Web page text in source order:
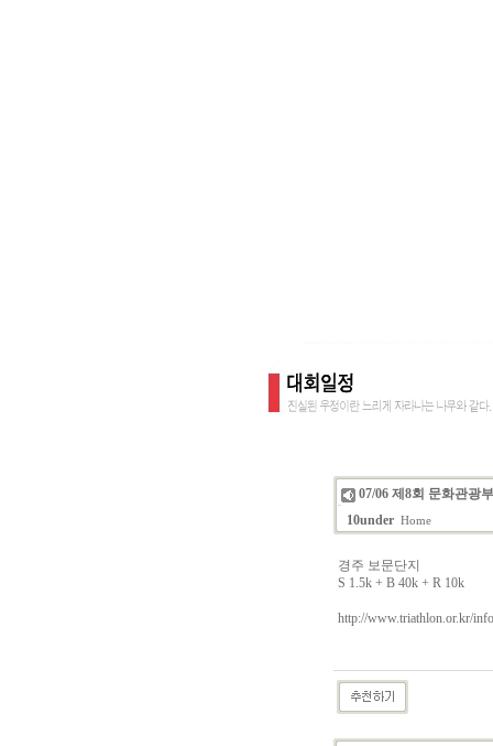
07/06 제8회 문화관광
10under Home
경주 보문단지
S 1.5k + B 40k + R 10k
http://www.triathlon.or.kr/